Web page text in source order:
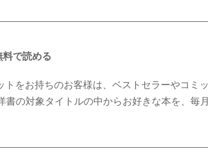
で読める
をお持ちのお客様は、ベストセラーやコミッ
の対象タイトルの中からお好きな本を、毎月